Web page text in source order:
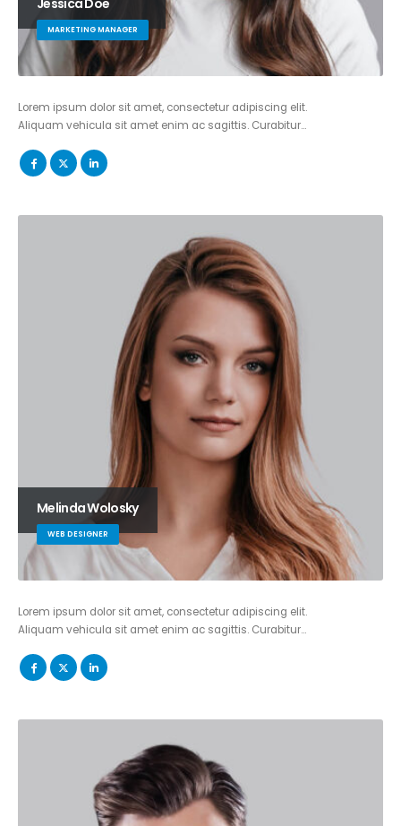
MARKETING MANAGER
Lorem ipsum dolor sit amet, consectetur adipiscing elit.
Aliquam vehicula sit amet enim ac sagittis. Curabitur…
Melinda Wolosky
WEB DESIGNER
Lorem ipsum dolor sit amet, consectetur adipiscing elit.
Aliquam vehicula sit amet enim ac sagittis. Curabitur…